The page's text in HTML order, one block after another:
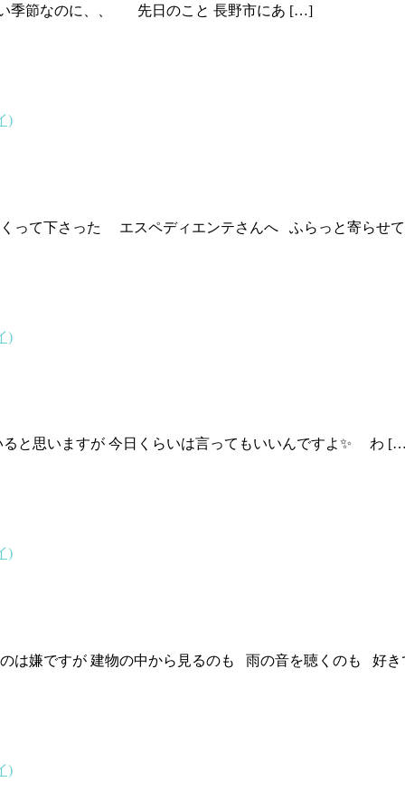
節なのに、、 先日のこと 長野市にあ […]
)
て下さった エスペディエンテさんへ ふらっと寄らせ
)
思いますが 今日くらいは言ってもいいんですよ✨ わ
)
嫌ですが 建物の中から見るのも 雨の音を聴くのも 好
)